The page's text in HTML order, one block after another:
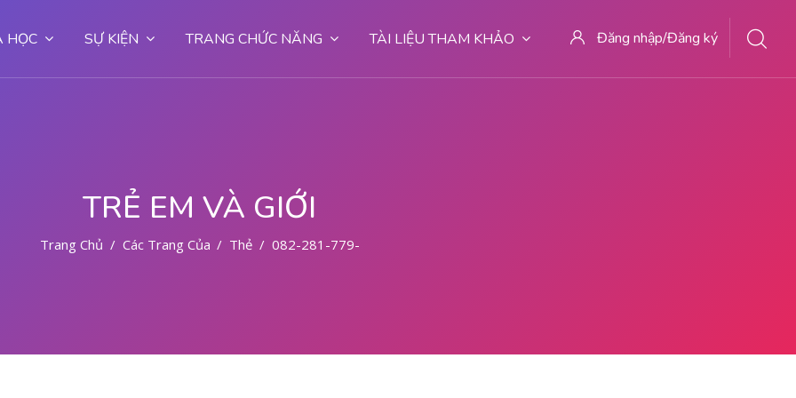
HỌC SỰ KIỆN TRANG CHỨC NĂNG TÀI LIỆU THAM KHẢO Đăng nhập/Đăng ký
TRẺ EM VÀ GIỚI
Trang Chủ Các Trang Của Hệ Thống
Thẻ 082-281-779-727 ABORSI AMAN DI MALANG